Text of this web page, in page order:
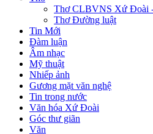
Thơ CLBVNS Xứ Đoài
Thơ Đường luật
Tin Mới
Đàm luận
Âm nhạc
Mỹ thuật
Nhiếp ảnh
Gương mặt văn nghệ
Tin trong nước
Văn hóa Xứ Đoài
Góc thư giãn
Văn